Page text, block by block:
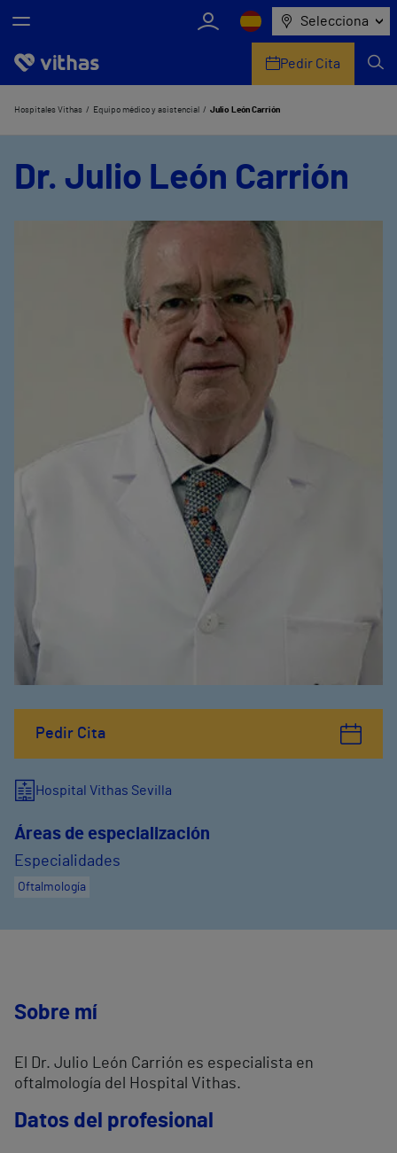
Selecciona
Nosotros
Equipo médico y asistencial
Pedir Cita
Hospitales Vithas Equipo médico y asistencial Julio León Carrión
Pedir Cita
Dr. Julio León Carrión
Hospital Vithas Sevilla
Áreas de especialización
Especialidades
Oftalmología
Sobre mí
El Dr. Julio León Carrión es especialista en
oftalmología del Hospital Vithas.
Datos del profesional